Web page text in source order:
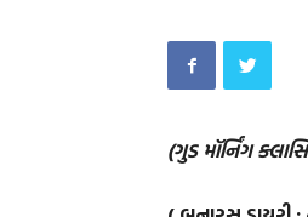
(ગુડ મૉર્નિંગ